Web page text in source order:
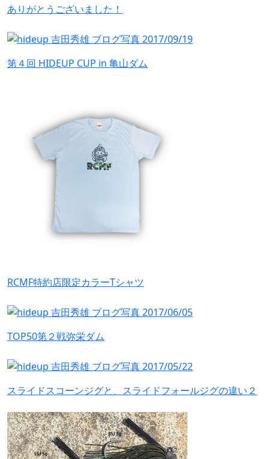
ありがとうございました！
第４回 HIDEUP CUP in 亀山ダム
RCMF特約店限定カラーTシャツ
TOP50第２戦弥栄ダム
スライドスコーンジグと、スライドフォールジグの違い２